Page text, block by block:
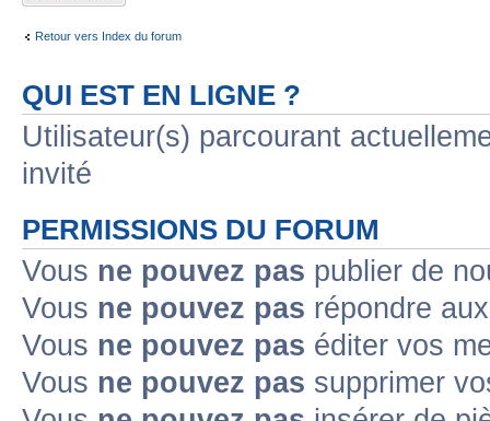
Retour vers Index du forum
QUI EST EN LIGNE ?
Utilisateur(s) parcourant
invité
PERMISSIONS DU FORUM
Vous ne pouvez pas publier de
Vous ne pouvez pas répondre
Vous ne pouvez pas éditer vos
Vous ne pouvez pas supprimer